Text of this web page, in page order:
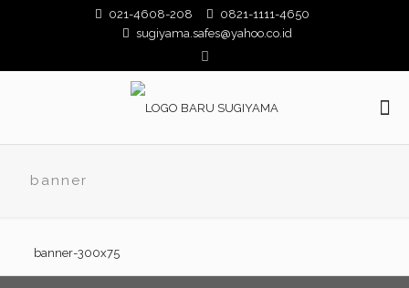
021-4608-208
0821-1111-4650
sugiyama.safes@yahoo.co.id
banner